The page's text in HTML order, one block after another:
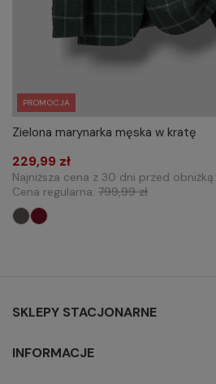
PROMOCJA
Zielona marynarka męska w kratę
229,99 zł
Najniższa cena z 30 dni przed obniżką:
Cena regularna: 799,99 zł
SKLEPY STACJONARNE
INFORMACJE